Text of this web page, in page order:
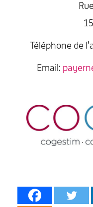
Téléphone de
Email: